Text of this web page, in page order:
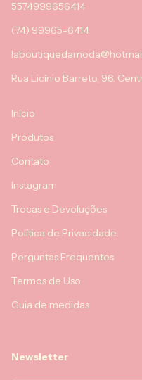
5574999656414
(74) 99965-6414
Rua Licínio Barreto, 96.
Início
Produtos
Contato
Instagram
Trocas e Devoluções
Política de Privacidade
Perguntas Frequentes
Termos de Uso
Guia de medidas
Newsletter